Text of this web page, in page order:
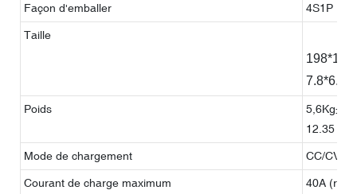
Façon d'emballer 4S1P
Taille
Poids
12.35 Kg
Mode de chargement CC/CV
Courant de charge maximum 40A